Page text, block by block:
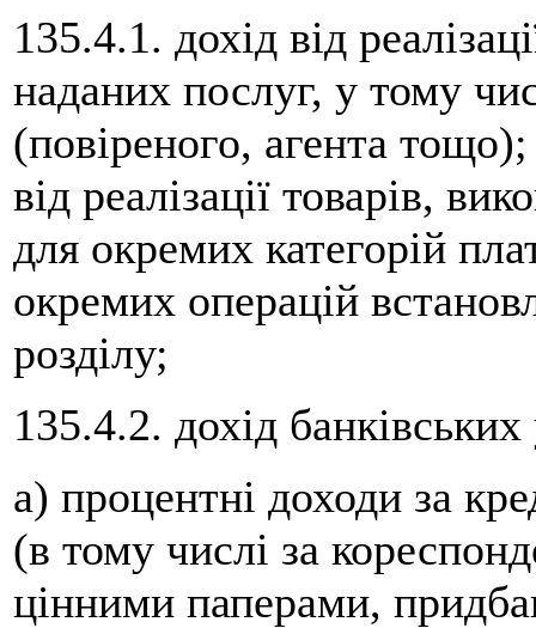
135.4.1. дохід від
наданих послуг, у тому
(повіреного, агента
від реалізації товарів,
для окремих категорій
окремих операцій
розділу;
135.4.2. дохід
а) процентні доходи за
(в тому числі за
цінними паперами,